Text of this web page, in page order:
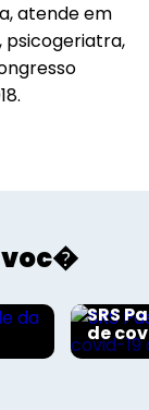
atende em
psicogeriatra,
voc�
SRS
de